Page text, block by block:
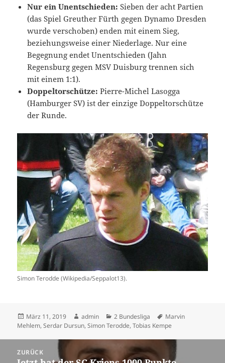
Nur ein Unentschieden: Sieben der acht Partien
(das Spiel Greuther Fürth gegen Dynamo Dresden
wurde verschoben) enden mit einem Sieg,
beziehungsweise einer Niederlage. Nur eine
Begegnung endet Unentschieden (Jahn
Regensburg gegen MSV Duisburg trennen sich
mit einem 1:1).
Doppeltorschütze: Pierre-Michel Lasogga
(Hamburger SV) ist der einzige Doppeltorschütze
der Runde.
Simon Terodde (Wikipedia/Seppalot13).
Veröffentlicht
am
März 11, 2019 Autor
admin Kategorien
2 Bundesliga Schlagwörter
Marvin
Mehlem,Serdar Dursun,Simon Terodde,Tobias Kempe
Navigation
ZURÜCK